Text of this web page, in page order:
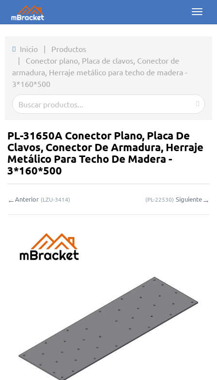
Toggle
Productos
Noticias
Fotos
Sobre nosotros
Contacto
Consulta en línea
🌐 Language▼
Inicio | Productos
| Conector plano, Placa de clavos, Conector de
armadura, Herraje metálico para techo de madera -
3*160*500
PL-31650A Conector Plano, Placa De
Clavos, Conector De Armadura, Herraje
Metálico Para Techo De Madera -
3*160*500
←Anterior (LZU-3414) (PL-22530) Siguiente→